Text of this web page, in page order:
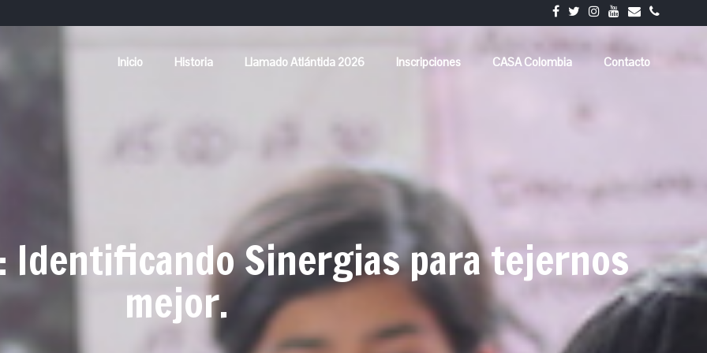
Inicio Historia Llamado Atlántida 2026 Inscripciones CASA Colombia Contacto
Identificando Sinergias para tejernos
mejor.